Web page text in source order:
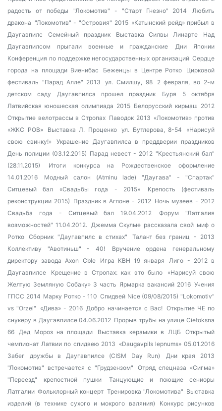
радость от победы
"Локомотив" - "Старт Гнезно" 2014
Любить
дракона "Локомотив" - "Островия" 2015 «Катынский рейд» прибыл в
Даугавпилс
Семейный праздник Выставка Силвы Линарте
Над
Даугавпилсом прыгали военные и гражданские
Дни Японии
Конференция по поддержке негосударственных организаций Сердце
города на площади Виенибас
Беженцы в Центре Ротко
Цирковой
фестиваль "Парад Алле" 2013
ул. Смилшу, 98
2 февраля, во 2-м
детском саду Даугавпилса прошел праздник
Буря 5 октября
Латвийская юношеская олимпиада 2015 Белорусский кирмаш 2012
Открытие велотрассы в Стропах Паводок 2013 «Локомотив» против
«ЖКС РОВ»
Выставка Л. Проценко ул. Бутлерова, 8-54
«Нарисуй
свою свинку!»
Украшение Даугавпилса в преддверии праздников
День полиции (03.12.2015) Парад невест - 2012 "Крестьянский бал"
(28.11.2015)
Итоги конкурса на Рождественское оформление
14.01.2016
Модный салон (Atminu lade) "Даугава" - "Спартак"
Ситцевый бал «Свадьбы года - 2015»
Крепость (фестиваль
реконструкции 2015) Праздник в Аглоне - 2012 Ночь музеев - 2012
Свадьба года - Ситцевый бал 19.04.2012
Форум "Латгалия
возможностей" 11.04.2012. Джемма Скулме рассказала свой миф о
Ротко
Сборник "Даугавпилс в стихах"
Талант без границ - 2013
Коллективу "Авотиньш" - 40!
Вручение ордена генеральному
директору завода Axon Cble
Игра КВН 19 января
Лиго - 2012 в
Даугавпилсе
Крещение в Стропах: как это было
«Нарисуй свою
Желтую Земляную Собаку» 3 часть Ярмарка вакансий 2016 Учения
ГПСС 2014 Марку Ротко - 110 Спидвей Nice (09/08/2015) "Lokomotiv"
vs "Orzel"
«Дива» - 2016 Добро начинается с Вас! Открытие ЧЕ по
снукеру в Даугавпилсе 04.06.2012 Прорыв трубы на улице Cietoksna
66
Дед Мороз на площади Выставка керамики в ЛЦБ
Открытый
чемпионат Латвии по спидвею 2013 «Daugavpils lepnums» 05.01.2016
Забег дружбы в Даугавпилсе (CISM Day Run)
Дни края 2013
"Локомотив" встречается с "Грудзензом"
Отряд спецназа «Сигма»
"Переезд" крепостной пушки
Танцующие и поющие сениоры
Латгалии Фольклорный концерт Тренировка "Локомотива" Выставка
изделий (в технике сухого и мокрого валяния)
Конкурс рисунков